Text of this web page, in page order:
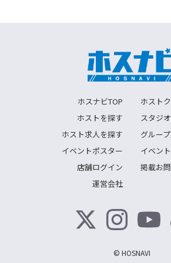
ホスナビTOP
ホスト
ホストを探す
スタジ
ホスト求人を探す
グルー
イベントポスター
イベン
店舗ログイン
掲載お
運営会社
© HOSNAVI